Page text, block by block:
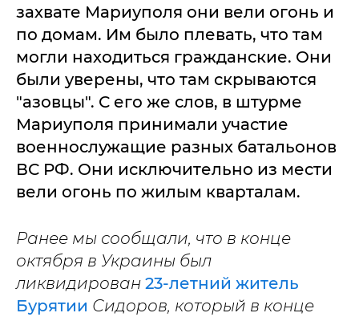
захвате Мариуполя они вели огонь и
по домам. Им было плевать, что там
могли находиться гражданские. Они
были уверены, что там скрываются
"азовцы". С его же слов, в штурме
Мариуполя принимали участие
военнослужащие разных батальонов
ВС РФ. Они исключительно из мести
вели огонь по жилым кварталам.
Ранее мы сообщали, что в конце
октября в Украины был
ликвидирован 23-летний житель
Бурятии Сидоров, который в конце